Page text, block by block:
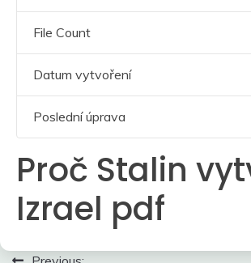
File Count
Datum vytvoření
Poslední úprava
Proč Stalin
Izrael pdf